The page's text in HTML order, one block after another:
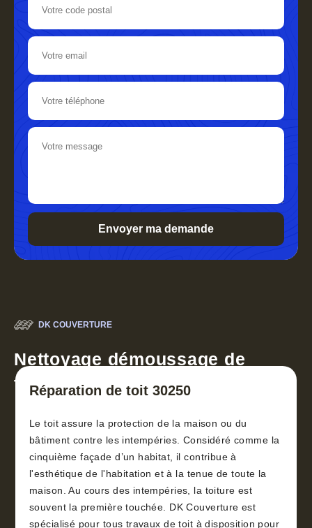
DK COUVERTURE
Nettoyage démoussage de
toiture 30
Réparation de toit 30250
Le toit assure la protection de la maison ou du
bâtiment contre les intempéries. Considéré comme la
cinquième façade d’un habitat, il contribue à
l'esthétique de l'habitation et à la tenue de toute la
maison. Au cours des intempéries, la toiture est
souvent la première touchée. DK Couverture est
spécialisé pour tous travaux de toit à disposition pour